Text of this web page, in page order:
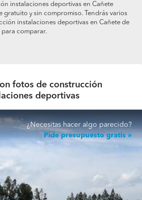
instalaciones deportivas en Cañete
gratuito y sin compromiso. Tendrás varios
instalaciones deportivas en Cañete de
para comparar.
fotos de construcción
deportivas
¿Necesitas hacer algo parecido?
Pide presupuesto gratis